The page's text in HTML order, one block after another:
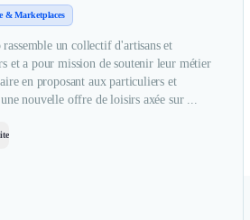
& Marketplaces
rassemble un collectif d'artisans et
et a pour mission de soutenir leur métier
en proposant aux particuliers et
nouvelle offre de loisirs axée sur ...